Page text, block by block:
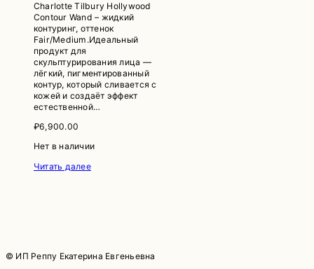
Charlotte Tilbury Hollywood
Contour Wand – жидкий
контуринг, оттенок
Fair/Medium.Идеальный
продукт для
скульптурирования лица —
лёгкий, пигментированный
контур, который сливается с
кожей и создаёт эффект
естественной…
₽6,900.00
Нет в наличии
Читать далее
© ИП Реппу Екатерина Евгеньевна